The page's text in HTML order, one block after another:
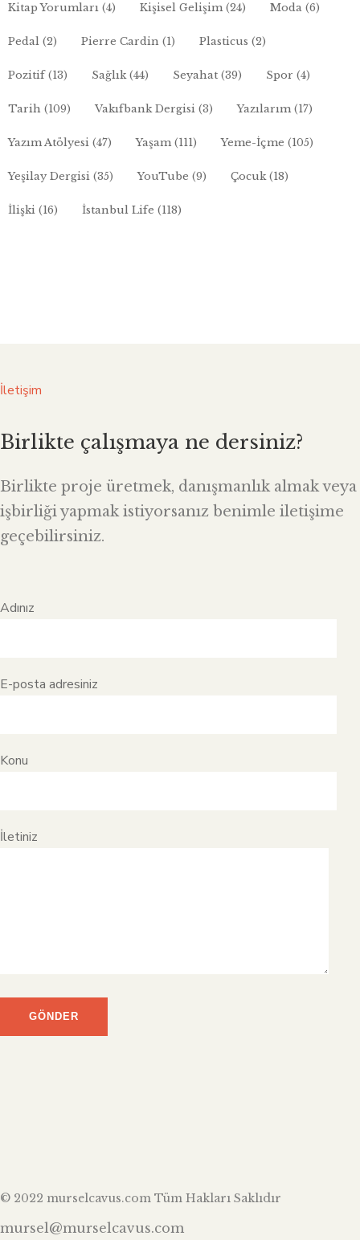
Kitap Yorumları (4) Kişisel Gelişim(24) Moda (6)
Pedal (2) Pierre Cardin (1) Plasticus (2)
Pozitif(13) Sağlık(44) Seyahat (39) Spor (4)
Tarih (109) Vakıfbank Dergisi (3) Yazılarım(17)
Yazım Atölyesi (47) Yaşam(111) Yeme-İçme (105)
Yeşilay Dergisi (35) YouTube (9) Çocuk(18)
İlişki (16) İstanbul Life (118)
İletişim
Birlikte çalışmaya ne dersiniz?
Birlikte proje üretmek, danışmanlık almak veya
işbirliği yapmak istiyorsanız benimle iletişime
geçebilirsiniz.
Adınız
E-posta adresiniz
Konu
İletiniz
© 2022 murselcavus.com Tüm Hakları Saklıdır
mursel@murselcavus.com